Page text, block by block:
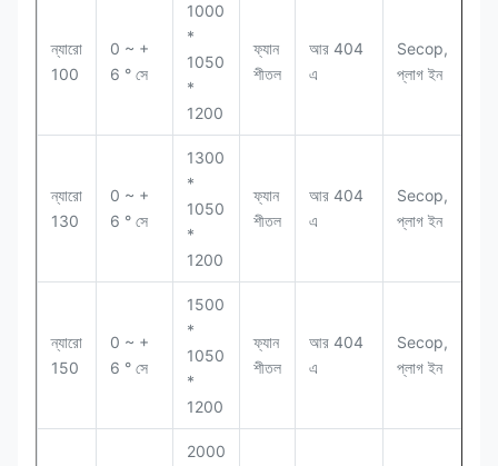
ন্যারো
100
0 ~ +
6 ° সে
1000
*
1050
*
1200
ফ্যান
শীতল
আর 404
এ
Secop,
প্লাগ ইন
ন্যারো
130
0 ~ +
6 ° সে
1300
*
1050
*
1200
ফ্যান
শীতল
আর 404
এ
Secop,
প্লাগ ইন
ন্যারো
150
0 ~ +
6 ° সে
1500
*
1050
*
1200
ফ্যান
শীতল
আর 404
এ
Secop,
প্লাগ ইন
2000